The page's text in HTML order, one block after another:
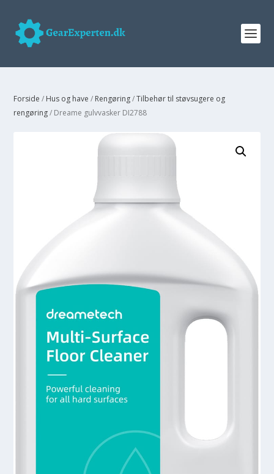
Forside / Hus og have / Rengøring/Tilbehør til støvsugere og
rengøring/ Dreame gulvvasker DI2788